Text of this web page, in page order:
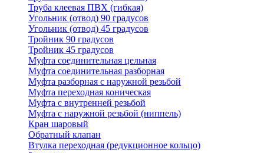
Труба клеевая ПВХ (гибкая)
Угольник (отвод) 90 градусов
Угольник (отвод) 45 градусов
Тройник 90 градусов
Тройник 45 градусов
Муфта соединительная цельная
Муфта соединительная разборная
Муфта разборная с наружной резьбой
Муфта переходная коническая
Муфта с внутренней резьбой
Муфта с наружной резьбой (ниппель)
Кран шаровый
Обратный клапан
Втулка переходная (редукционное кольцо)